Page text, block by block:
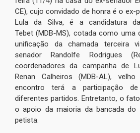
CE), cujo convidado de honra é o ex-
Lula da Silva, é a candidatura
Tebet (MDB-MS), cotada como uma
unificação da chamada terceira
senador Randolfe Rodrigues
coordenadores da campanha de
Renan Calheiros (MDB-AL),
encontro terá a participação de
diferentes partidos. Entretanto, o
o apoio da maioria da bancada do
petista.